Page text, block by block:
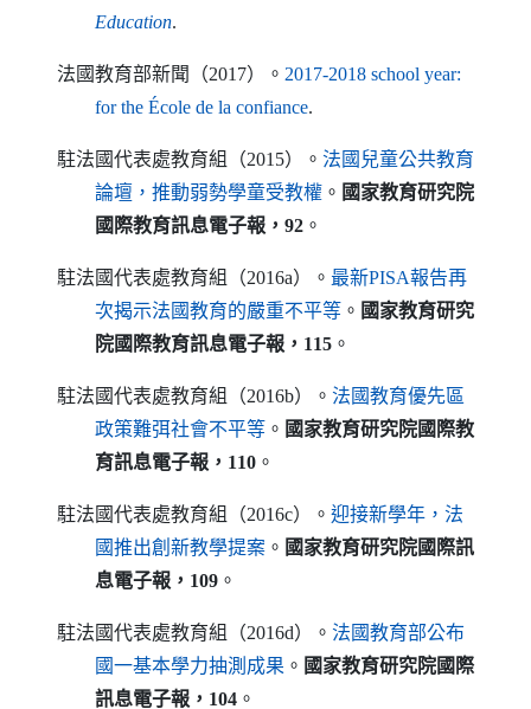
Education（另開新視窗）
.
法國教育部新聞（2017）。 2017-2018 school year:
for the École de la confiance（另開新視窗）
.
駐法國代表處教育組（2015）。 法國兒童公共教育
論壇，推動弱勢學童受教權（另開新視窗）
。 國家教育研究院
國際教育訊息電子報，92 。
駐法國代表處教育組（2016a）。 最新PISA報告再
次揭示法國教育的嚴重不平等（另開新視窗）
。 國家教育研究
院國際教育訊息電子報，115 。
駐法國代表處教育組（2016b）。 法國教育優先區
政策難弭社會不平等（另開新視窗）
。 國家教育研究院國際教
育訊息電子報，110 。
駐法國代表處教育組（2016c）。 迎接新學年，法
國推出創新教學提案（另開新視窗）
。 國家教育研究院國際訊
息電子報，109 。
駐法國代表處教育組（2016d）。 法國教育部公布
國一基本學力抽測成果（另開新視窗）
。 國家教育研究院國際
訊息電子報，104 。